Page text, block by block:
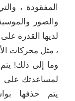
المفقودة ،
والصور
لديها القدرة
، مثل محركات
SD ، وما إلى ذلك!
لمساعدتك على
يتم حذفها